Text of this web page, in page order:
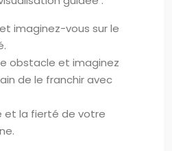
imaginez-vous sur le
obstacle et imaginez
de le franchir avec
et la fierté de votre